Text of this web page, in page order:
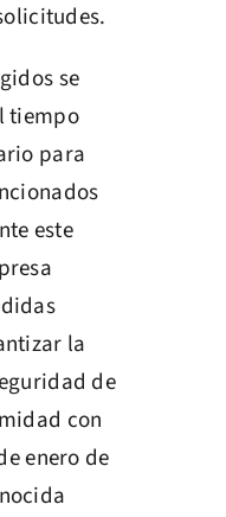
se
tiempo
para
este
la
de
con
enero de